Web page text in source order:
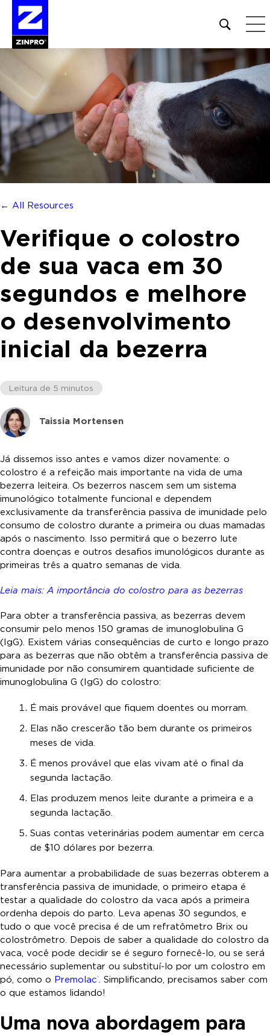
Open
site
search
form
Pesquisar
por:
← All Resources
Verifique o colostro
de sua vaca em 30
segundos e melhore
o desenvolvimento
inicial da bezerra
Leitura de 5 minutos
Taissia Mortensen
Já dissemos isso antes e vamos dizer novamente: o
colostro é a refeição mais importante na vida de uma
bezerra leiteira. Os bezerros nascem sem um sistema
imunológico totalmente funcional e dependem
exclusivamente da transferência passiva de imunidade pelo
consumo de colostro durante a primeira ou duas mamadas
após o nascimento. Isso permitirá que o bezerro lute
contra doenças e outros desafios imunológicos durante as
primeiras três a quatro semanas de vida.
Leia mais: A importância do colostro para as bezerras
Para obter a transferência passiva, as bezerras devem
consumir pelo menos 150 gramas de imunoglobulina G
(IgG). Existem várias consequências de curto e longo prazo
para as bezerras que não obtêm a transferência passiva de
imunidade por não consumirem quantidade suficiente de
imunoglobulina G (IgG) do colostro:
É mais provável que fiquem doentes ou morram.
Elas não crescerão tão bem durante os primeiros
meses de vida.
É menos provável que elas vivam até o final da
segunda lactação.
Elas produzem menos leite durante a primeira e a
segunda lactação.
Suas contas veterinárias podem aumentar em cerca
de $10 dólares por bezerra.
Para aumentar a probabilidade de suas bezerras obterem a
transferência passiva de imunidade, o primeiro etapa é
testar a qualidade do colostro da vaca após a primeira
ordenha depois do parto. Leva apenas 30 segundos, e
tudo o que você precisa é de um refratômetro Brix ou
colostrômetro. Depois de saber a qualidade do colostro da
vaca, você pode decidir se é seguro fornecê-lo, ou se será
necessário suplementar ou substituí-lo por um colostro em
pó, como o Premolac®. Simplificando, precisamos saber com
o que estamos lidando!
Uma nova abordagem para